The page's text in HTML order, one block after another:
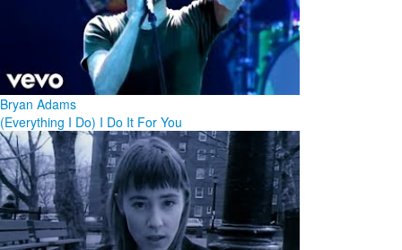
Bryan Adams
(Everything I Do) I Do It For You